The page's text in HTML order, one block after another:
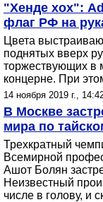
"Хенде хох":
флаг РФ на
Цвета
поднятых вверх
торжествующих в
концерне. При
14 ноября 2019 г.,
В Москве
мира по
Трехкратный
Всемирной
Ашот Болян
Неизвестный
числе в голову, и